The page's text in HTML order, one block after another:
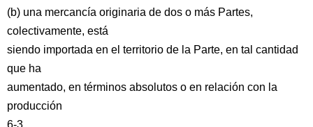
(b) una mercancía originaria de dos o más Partes,
colectivamente, está
siendo importada en el territorio de la Parte, en tal cantidad
que ha
aumentado, en términos absolutos o en relación con la
producción
6-3